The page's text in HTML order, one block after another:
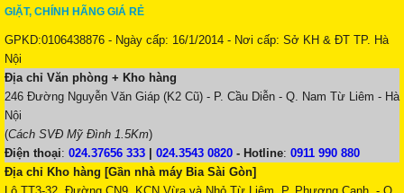
GIẶT, CHÍNH HÃNG GIÁ RẺ
GPKD:0106438876 - Ngày cấp: 16/1/2014 - Nơi cấp: Sở KH & ĐT TP. Hà
Nội
Địa chỉ Văn phòng + Kho hàng
246 Đường Nguyễn Văn Giáp (K2 Cũ) - P. Cầu Diễn - Q. Nam Từ Liêm - Hà
Nội
(Cách SVĐ Mỹ Đình 1.5Km)
Điện thoại: 024.37656 333 024.3543 0820 - Hotline: 0911 990 880
Địa chỉ Kho hàng [Gần nhà máy Bia Sài Gòn]